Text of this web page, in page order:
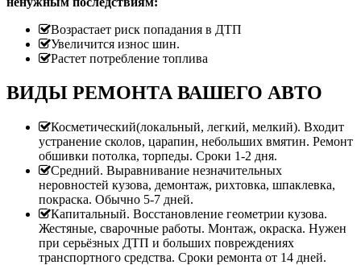
Возрастает риск попадания в ДТП
Увеличится износ шин.
Растет потребление топлива
ВИДЫ РЕМОНТА ВАШЕГО АВТО
Косметический(локальный, легкий, мелкий). Входит
устранение сколов, царапин, небольших вмятин. Ремонт
обшивки потолка, торпеды. Сроки 1-2 дня.
Средний. Выравнивание незначительных
неровностей кузова, демонтаж, рихтовка, шпаклевка,
покраска. Обычно 5-7 дней.
Капитальный. Восстановление геометрии кузова.
Жестяные, сварочные работы. Монтаж, окраска. Нужен
при серьёзных ДТП и больших повреждениях
транспортного средства. Сроки ремонта от 14 дней.